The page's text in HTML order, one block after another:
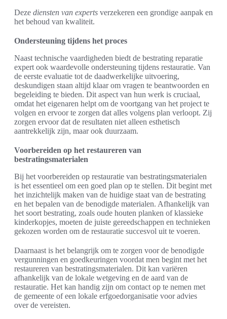
Deze diensten van experts verzekeren een grondige aanpak en
het behoud van kwaliteit.
Ondersteuning tijdens het proces
Naast technische vaardigheden biedt de bestrating reparatie
expert ook waardevolle ondersteuning tijdens restauratie. Van
de eerste evaluatie tot de daadwerkelijke uitvoering,
deskundigen staan altijd klaar om vragen te beantwoorden en
begeleiding te bieden. Dit aspect van hun werk is cruciaal,
omdat het eigenaren helpt om de voortgang van het project te
volgen en ervoor te zorgen dat alles volgens plan verloopt. Zij
zorgen ervoor dat de resultaten niet alleen esthetisch
aantrekkelijk zijn, maar ook duurzaam.
Voorbereiden op het restaureren van
bestratingsmaterialen
Bij het voorbereiden op restauratie van bestratingsmaterialen
is het essentieel om een goed plan op te stellen. Dit begint met
het inzichtelijk maken van de huidige staat van de bestrating
en het bepalen van de benodigde materialen. Afhankelijk van
het soort bestrating, zoals oude houten planken of klassieke
kinderkopjes, moeten de juiste gereedschappen en technieken
gekozen worden om de restauratie succesvol uit te voeren.
Daarnaast is het belangrijk om te zorgen voor de benodigde
vergunningen en goedkeuringen voordat men begint met het
restaureren van bestratingsmaterialen. Dit kan variëren
afhankelijk van de lokale wetgeving en de aard van de
restauratie. Het kan handig zijn om contact op te nemen met
de gemeente of een lokale erfgoedorganisatie voor advies
over de vereisten.